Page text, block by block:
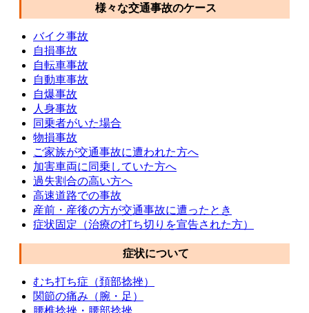
様々な交通事故のケース
バイク事故
自損事故
自転車事故
自動車事故
自爆事故
人身事故
同乗者がいた場合
物損事故
ご家族が交通事故に遭われた方へ
加害車両に同乗していた方へ
過失割合の高い方へ
高速道路での事故
産前・産後の方が交通事故に遭ったとき
症状固定（治療の打ち切りを宣告された方）
症状について
むち打ち症（頚部捻挫）
関節の痛み（腕・足）
腰椎捻挫・腰部捻挫